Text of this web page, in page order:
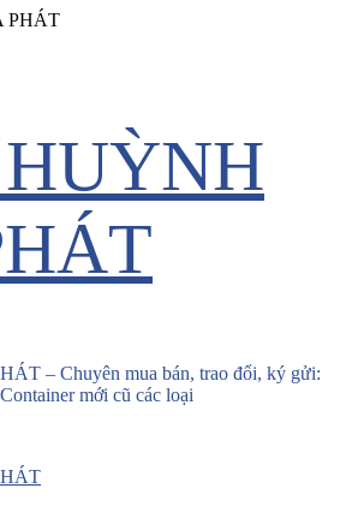
– Chuyên mua bán, trao đổi, ký gửi:
mới cũ các loại